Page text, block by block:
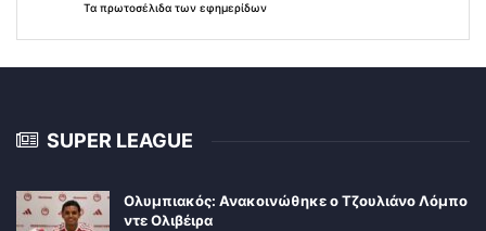
Τα πρωτοσέλιδα των εφημερίδων
SUPER LEAGUE
Ολυμπιακός: Ανακοινώθηκε ο Τζουλιάνο Λόμπο
ντε Ολιβέιρα